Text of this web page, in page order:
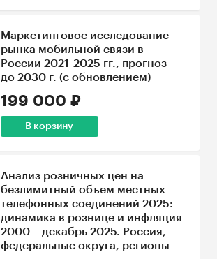
Маркетинговое исследование
рынка мобильной связи в
России 2021-2025 гг., прогноз
до 2030 г. (с обновлением)
199 000 ₽
В корзину
Анализ розничных цен на
безлимитный объем местных
телефонных соединений 2025:
динамика в рознице и инфляция
2000 – декабрь 2025. Россия,
федеральные округа, регионы